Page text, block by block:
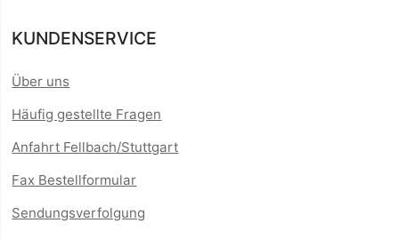
KUNDENSERVICE
Über uns
Häufig gestellte Fragen
Anfahrt Fellbach/Stuttgart
Fax Bestellformular
Sendungsverfolgung